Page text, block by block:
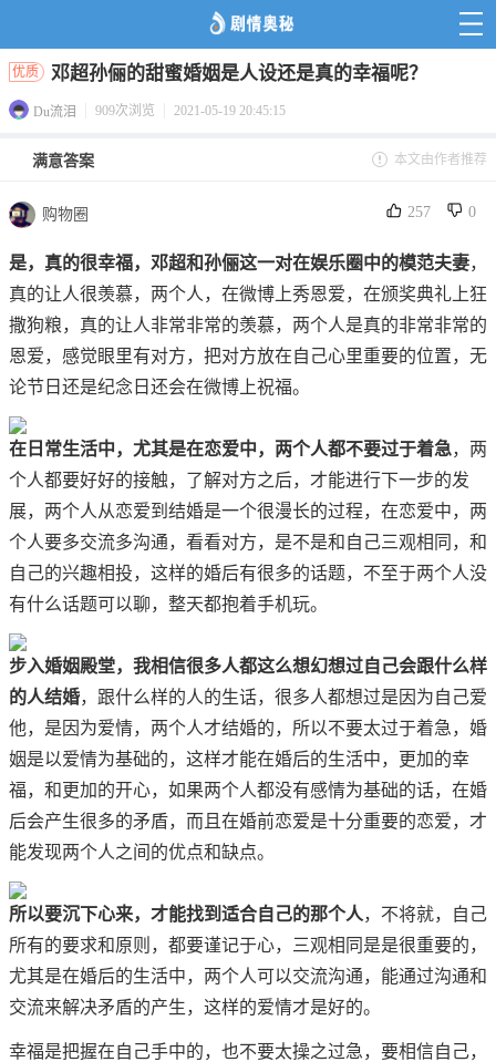
优质 邓超孙俪的甜蜜婚姻是人设还是真的幸福呢？
Du流泪 909次浏览 2021-05-19 20:45:15
满意答案 本文由作者推荐
购物圈 257 0
是，真的很幸福，邓超和孙俪这一对在娱乐圈中的模范夫妻，
真的让人很羡慕，两个人，在微博上秀恩爱，在颁奖典礼上狂
撒狗粮，真的让人非常非常的羡慕，两个人是真的非常非常的
恩爱，感觉眼里有对方，把对方放在自己心里重要的位置，无
论节日还是纪念日还会在微博上祝福。
在日常生活中，尤其是在恋爱中，两个人都不要过于着急，两
个人都要好好的接触，了解对方之后，才能进行下一步的发
展，两个人从恋爱到结婚是一个很漫长的过程，在恋爱中，两
个人要多交流多沟通，看看对方，是不是和自己三观相同，和
自己的兴趣相投，这样的婚后有很多的话题，不至于两个人没
有什么话题可以聊，整天都抱着手机玩。
步入婚姻殿堂，我相信很多人都这么想幻想过自己会跟什么样
的人结婚，跟什么样的人的生话，很多人都想过是因为自己爱
他，是因为爱情，两个人才结婚的，所以不要太过于着急，婚
姻是以爱情为基础的，这样才能在婚后的生活中，更加的幸
福，和更加的开心，如果两个人都没有感情为基础的话，在婚
后会产生很多的矛盾，而且在婚前恋爱是十分重要的恋爱，才
能发现两个人之间的优点和缺点。
所以要沉下心来，才能找到适合自己的那个人，不将就，自己
所有的要求和原则，都要谨记于心，三观相同是是很重要的，
尤其是在婚后的生活中，两个人可以交流沟通，能通过沟通和
交流来解决矛盾的产生，这样的爱情才是好的。
幸福是把握在自己手中的，也不要太操之过急，要相信自己，